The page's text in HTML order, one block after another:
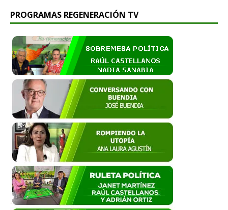
PROGRAMAS REGENERACIÓN TV